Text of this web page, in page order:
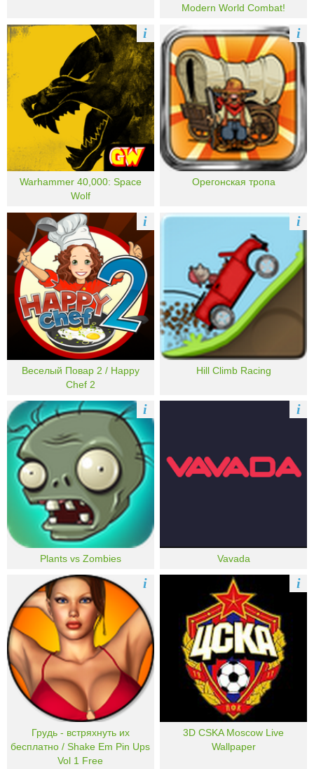
Modern World Combat!
Warhammer 40,000: Space
Wolf
i
Орегонская тропа
i
Веселый Повар 2 / Happy
Chef 2
i
Hill Climb Racing
i
Plants vs Zombies
i
Vavada
i
Грудь - встряхнуть их
бесплатно / Shake Em Pin Ups
Vol 1 Free
i
3D CSKA Moscow Live
Wallpaper
i